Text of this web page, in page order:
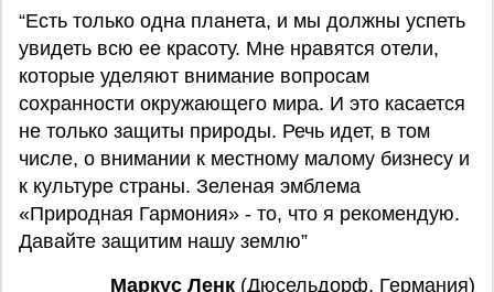
“Есть только одна планета, и мы должны успеть
увидеть всю ее красоту. Мне нравятся отели,
которые уделяют внимание вопросам
сохранности окружающего мира. И это касается
не только защиты природы. Речь идет, в том
числе, о внимании к местному малому бизнесу и
к культуре страны. Зеленая эмблема
«Природная Гармония» - то, что я рекомендую.
Давайте защитим нашу землю”
Маркус Ленк (Дюсельдорф, Германия)